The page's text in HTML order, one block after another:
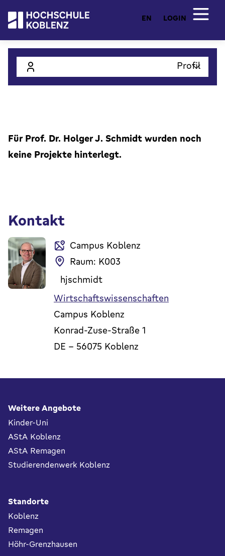
EN LOGIN
Profil
Für Prof. Dr. Holger J. Schmidt wurden noch
keine Projekte hinterlegt.
Kontakt
Campus Koblenz
Raum: K003
hjschmidt
Wirtschaftswissenschaften
Campus Koblenz
Konrad-Zuse-Straße 1
DE - 56075 Koblenz
Fußbereich
Weitere Angebote
Kinder-Uni
AStA Koblenz
AStA Remagen
Studierendenwerk Koblenz
Standorte
Koblenz
Remagen
Höhr-Grenzhausen